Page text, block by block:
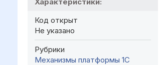
Код открыт
Не указано
Рубрики
Механизмы платформы 1С